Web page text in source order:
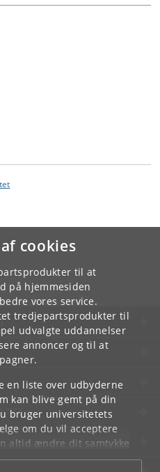
cookies
til at
på hjemmesiden
vores service.
tredjepartsprodukter til
udvalgte uddannelser
annoncer og til at
en liste over udbyderne
kan blive gemt på din
bruger universitetets
om du vil acceptere
altid ændre dit samtykke
som du finder i